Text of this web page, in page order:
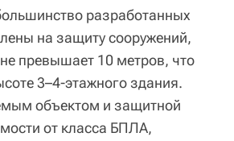
разработанных
на защиту сооружений,
превышает 10 метров, что
3–4-этажного здания.
объектом и защитной
от класса БПЛА,